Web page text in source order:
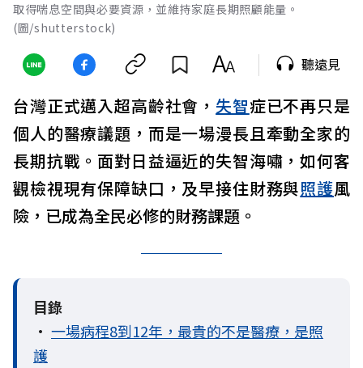
取得喘息空間與必要資源，並維持家庭長期照顧能量。
(圖/shutterstock)
聽遠見
台灣正式邁入超高齡社會， 失智症已不再只是
個人的醫療議題，而是一場漫長且牽動全家的
長期抗戰。面對日益逼近的失智海嘯，如何客
觀檢視現有保障缺口，及早接住財務與照護風
險，已成為全民必修的財務課題。
目錄
• 一場病程8到12年，最貴的不是醫療，是照
護